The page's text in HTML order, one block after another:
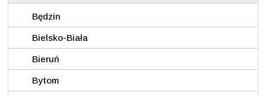
Będzin
Bielsko-Biała
Bieruń
Bytom